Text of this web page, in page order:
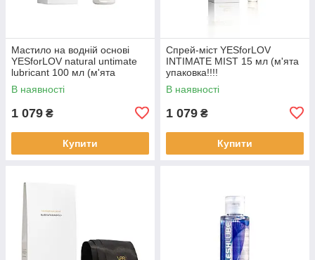
Мастило на водній основі
YESforLOV natural untimate
lubricant 100 мл (м'ята
упаковка!!!!
В наявності
1 079 ₴
Купити
Спрей-міст YESforLOV
INTIMATE MIST 15 мл (м'ята
упаковка!!!!
В наявності
1 079 ₴
Купити